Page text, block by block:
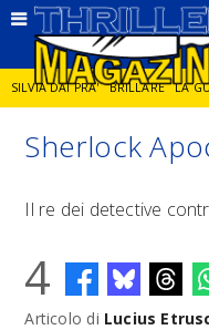
SILVIA DAI PRA' BRILLARE LA
JORGE DIAZ LA SPIA DELITTO
Sherlock
Il re dei detective
4
Articolo di Lucius